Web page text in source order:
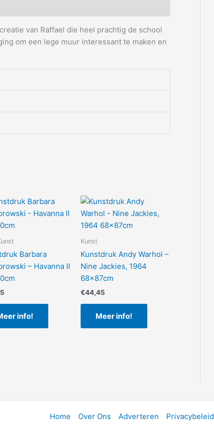
van Raffael die heel prachtig de school
om een lege muur interessant te maken en
Barbara
– Havanna II
info!
Kunst
Kunstdruk Andy Warhol –
Nine Jackies, 1964
68x87cm
€44,45
Meer info!
Home Over Ons Adverteren Privacybeleid